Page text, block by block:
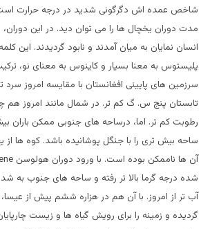
شاخص عمده اش دگرگونی شدید در درجه حرارت
مدت دوران یخچال ها را می توان دید. در این
انسان نمایان به میان آمدند و نابود گردیدند. این
پلیستوس به معنا بسیار و کاینوس به معنای نو،
سرزمین های پایینی افغانستان با مقایسه امروز سرد
تابستان پنج س. گ کم تر. در شمال مانند امروز
رطوبت کم تر. اما، درساحه های جنوبی ممکن باران
ساحه بیش تری را با جنگل پوشانیده باشد. کوه ها
آن ها ناممکن بوده است. با ورود دوران هولوسن
شده درجه گرما بالا تر رفته و ساحه های جنوب
آب تر از امروز. با آن هم در هزاره ششم پیش از عیسا،
گردیده و زمینه را برای رویش گیاه ها و زیست